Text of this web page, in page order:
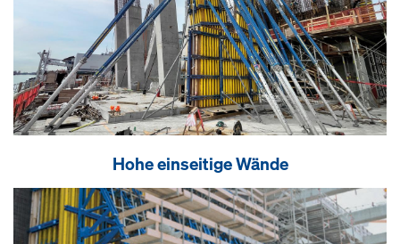
Hohe einseitige Wände